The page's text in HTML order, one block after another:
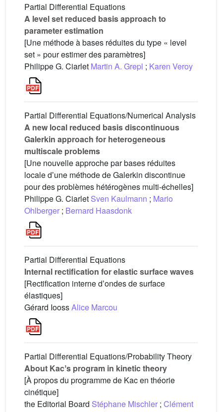
Partial Differential Equations
A level set reduced basis approach to
parameter estimation
[Une méthode à bases réduites du type « level
set » pour estimer des paramètres]
Philippe G. Ciarlet Martin A. Grepl ; Karen Veroy
Partial Differential Equations/Numerical Analysis
A new local reduced basis discontinuous
Galerkin approach for heterogeneous
multiscale problems
[Une nouvelle approche par bases réduites
locale dʼune méthode de Galerkin discontinue
pour des problèmes hétérogènes multi-échelles]
Philippe G. Ciarlet Sven Kaulmann ; Mario
Ohlberger ; Bernard Haasdonk
Partial Differential Equations
Internal rectification for elastic surface waves
[Rectification interne dʼondes de surface
élastiques]
Gérard IoossAlice Marcou
Partial Differential Equations/Probability Theory
About Kacʼs program in kinetic theory
[À propos du programme de Kac en théorie
cinétique]
the Editorial Board Stéphane Mischler ; Clément